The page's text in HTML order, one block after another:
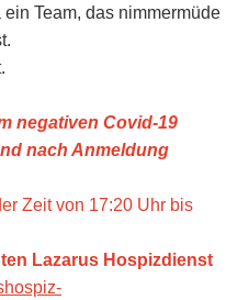
Team, das nimmermüde
negativen Covid-19
nach Anmeldung
Zeit von 17:20 Uhr bis
Lazarus Hospizdienst